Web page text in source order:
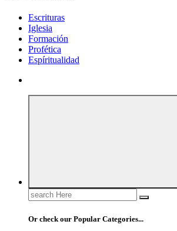
Escrituras
Iglesia
Formación
Profética
Espíritualidad
Search
for:
Or check our Popular Categories...